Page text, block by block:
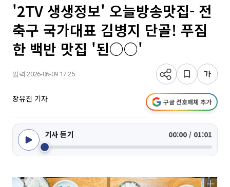
'2TV 생생정보' 오늘방송맛집- 전
축구 국가대표 김병지 단골! 푸짐
한 백반 맛집 '된○○'
입력 2026-06-09 17:25
장유진 기자 구글 선호매체 추가
기사 듣기 00:00 / 01:01